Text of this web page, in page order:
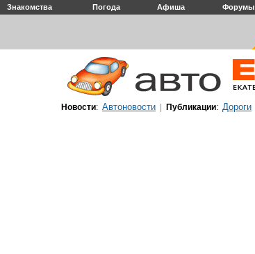
Знакомства Погода Афиша Форумы
Новости: Автоновости Публикации: Дороги